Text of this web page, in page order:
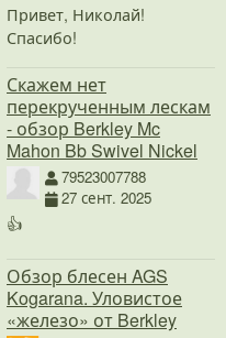
Привет, Николай!
Спасибо!
Скажем нет
перекрученным лескам
- обзор Berkley Mc
Mahon Bb Swivel Nickel
79523007788
27 сент. 2025
👍
Обзор блесен AGS
Kogarana. Уловистое
«железо» от Berkley